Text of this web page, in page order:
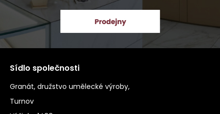
Sídlo společnosti
Granát, družstvo umělecké výroby,
Turnov